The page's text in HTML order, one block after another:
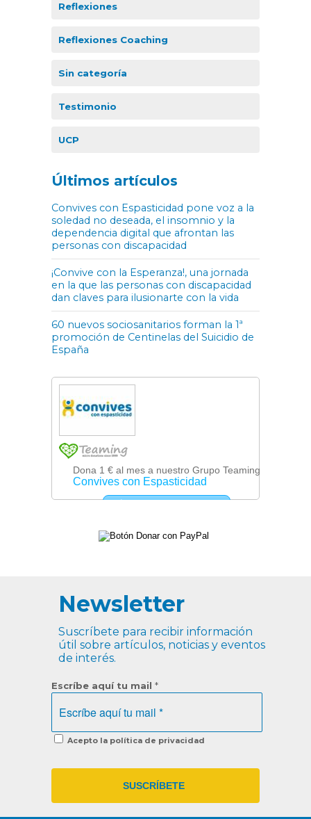
Reflexiones
Reflexiones Coaching
Sin categoría
Testimonio
UCP
Últimos artículos
Convives con Espasticidad pone voz a la
soledad no deseada, el insomnio y la
dependencia digital que afrontan las
personas con discapacidad
¡Convive con la Esperanza!, una jornada
en la que las personas con discapacidad
dan claves para ilusionarte con la vida
60 nuevos sociosanitarios forman la 1ª
promoción de Centinelas del Suicidio de
España
Newsletter
Suscríbete para recibir información
útil sobre artículos, noticias y eventos
de interés.
Escríbe aquí tu mail *
Acepto la política de privacidad